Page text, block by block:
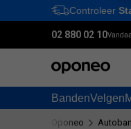
Controleer
02 880 02 10
BandenVelgen
Oponeo